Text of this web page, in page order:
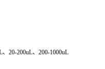
20-200uL、200-1000uL